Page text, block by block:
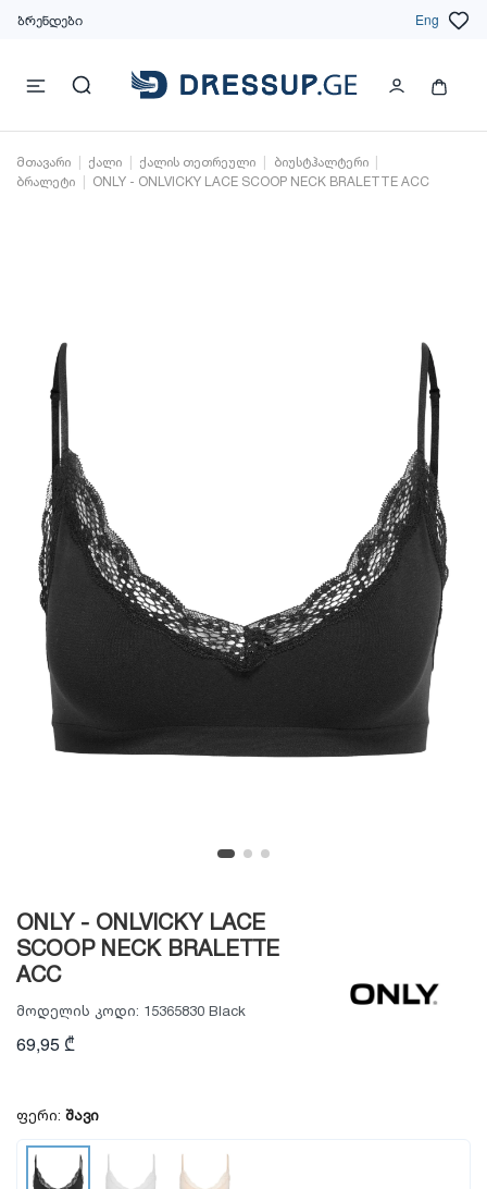
ბრენდები Eng
მთავარი ქალი ქალის თეთრეული
ბიუსტჰალტერი
ბრალეტი
ONLY - ONLVICKY LACE SCOOP NECK BRALETTE ACC
ONLY - ONLVICKY LACE
SCOOP NECK BRALETTE
ACC
მოდელის კოდი: 15365830 Black
69,95 ₾
ფერი: შავი